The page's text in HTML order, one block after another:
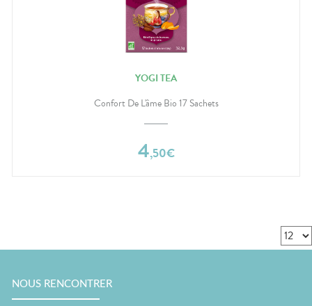
YOGI TEA
Confort De L'âme Bio 17 Sachets
4,50€
NOUS RENCONTRER